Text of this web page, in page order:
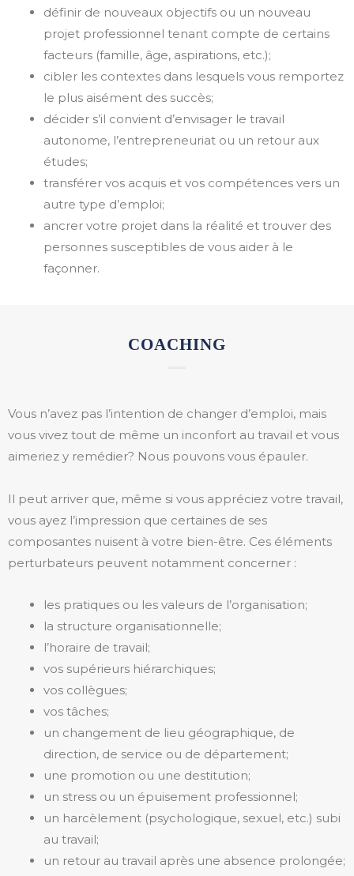
définir de nouveaux objectifs ou un nouveau
projet professionnel tenant compte de certains
facteurs (famille, âge, aspirations, etc.);
cibler les contextes dans lesquels vous remportez
le plus aisément des succès;
décider s’il convient d’envisager le travail
autonome, l’entrepreneuriat ou un retour aux
études;
transférer vos acquis et vos compétences vers un
autre type d’emploi;
ancrer votre projet dans la réalité et trouver des
personnes susceptibles de vous aider à le
façonner.
COACHING
Vous n’avez pas l’intention de changer d’emploi, mais
vous vivez tout de même un inconfort au travail et vous
aimeriez y remédier? Nous pouvons vous épauler.
Il peut arriver que, même si vous appréciez votre travail,
vous ayez l’impression que certaines de ses
composantes nuisent à votre bien-être. Ces éléments
perturbateurs peuvent notamment concerner :
les pratiques ou les valeurs de l’organisation;
la structure organisationnelle;
l’horaire de travail;
vos supérieurs hiérarchiques;
vos collègues;
vos tâches;
un changement de lieu géographique, de
direction, de service ou de département;
une promotion ou une destitution;
un stress ou un épuisement professionnel;
un harcèlement (psychologique, sexuel, etc.) subi
au travail;
un retour au travail après une absence prolongée;